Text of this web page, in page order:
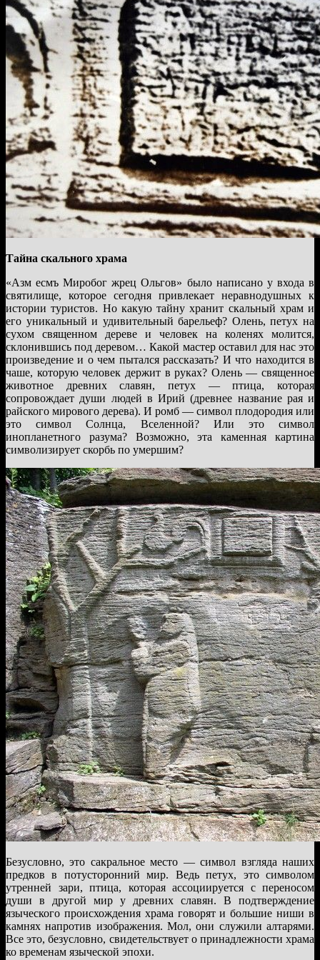
Тайна скального храма
«Азм есмъ Миробог жрец Ольгов» было написано у входа в
святилище, которое сегодня привлекает неравнодушных к
истории туристов. Но какую тайну хранит скальный храм и
его уникальный и удивительный барельеф? Олень, петух на
сухом священном дереве и человек на коленях молится,
склонившись под деревом… Какой мастер оставил для нас это
произведение и о чем пытался рассказать? И что находится в
чаше, которую человек держит в руках? Олень — священное
животное древних славян, петух — птица, которая
сопровождает души людей в Ирий (древнее название рая и
райского мирового дерева). И ромб — символ плодородия или
это символ Солнца, Вселенной? Или это символ
инопланетного разума? Возможно, эта каменная картина
символизирует скорбь по умершим?
Безусловно, это сакральное место — символ взгляда наших
предков в потусторонний мир. Ведь петух, это символом
утренней зари, птица, которая ассоциируется с переносом
души в другой мир у древних славян. В подтверждение
языческого происхождения храма говорят и большие ниши в
камнях напротив изображения. Мол, они служили алтарями.
Все это, безусловно, свидетельствует о принадлежности храма
ко временам языческой эпохи.